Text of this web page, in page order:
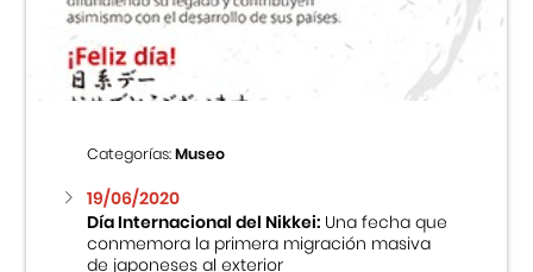
Categorías:Museo
19/06/2020
Día Internacional del Nikkei:Una fecha que
conmemora la primera migración masiva
de japoneses al exterior